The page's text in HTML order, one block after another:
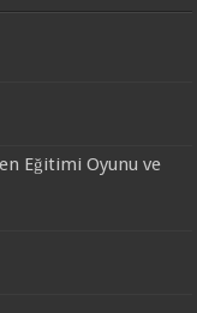
Eğitimi Oyunu ve